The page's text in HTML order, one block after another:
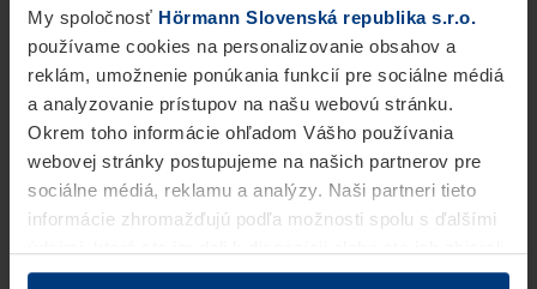
My spoločnosť Hörmann Slovenská republika s.r.o.
používame cookies na personalizovanie obsahov a
reklám, umožnenie ponúkania funkcií pre sociálne médiá
a analyzovanie prístupov na našu webovú stránku.
Okrem toho informácie ohľadom Vášho používania
webovej stránky postupujeme na našich partnerov pre
sociálne médiá, reklamu a analýzy. Naši partneri tieto
informácie zhromažďujú podľa možnosti spolu s ďalšími
v rámci Vášho využívania služieb.